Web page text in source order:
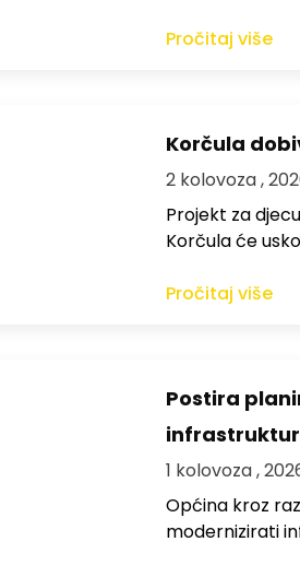
Pročitaj više
Korčula
2 kolovoza ,
Projekt za
Korčula će
Pročitaj više
Postira
1 kolovoza ,
Općina kroz
modernizirati